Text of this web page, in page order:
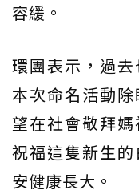
容緩。
環團表示，過
本次命名活動
望在社會敬拜
祝福這隻新生
安健康長大。